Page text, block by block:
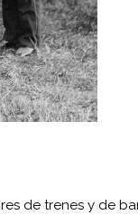
de trenes y de